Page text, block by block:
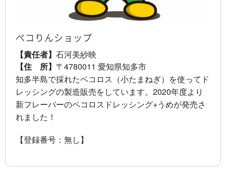
ペコりんショップ
【責任者】 石河美紗映
【住 所】 〒4780011 愛知県知多市
知多半島で採れたペコロス（小たまねぎ）を使ってド
レッシングの製造販売をしています。2020年度より
新フレーバーのペコロスドレッシング+うめが発売さ
れました！
【登録番号：無し】